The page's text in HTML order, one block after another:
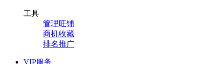
工具
管理旺铺
商机收藏
排名推广
VIP服务